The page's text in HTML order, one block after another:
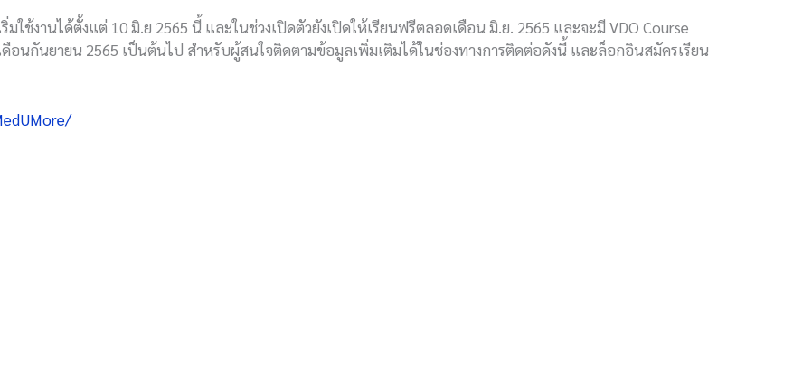
ใช้งานได้ตั้งแต่ 10 มิ.ย 2565 นี้ และในช่วงเปิดตัวยังเปิดให้เรียนฟรีตลอดเดือน มิ.ย. 2565 และจะมี VDO Course
อนกันยายน 2565 เป็นต้นไป สำหรับผู้สนใจติดตามข้อมูลเพิ่มเติมได้ในช่องทางการติดต่อดังนี้ และล็อกอินสมัครเรียน